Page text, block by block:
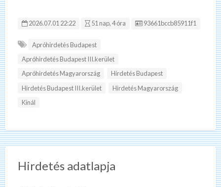
2026.07.01 22:22 51 nap, 4 óra Hirdetés ID:
93661bccb85911f1
Apróhirdetés Budapest
Apróhirdetés Budapest III.kerület
Apróhirdetés Magyarország
Hirdetés Budapest
Hirdetés Budapest III.kerület
Hirdetés Magyarország
Kínál
Hirdetés adatlapja